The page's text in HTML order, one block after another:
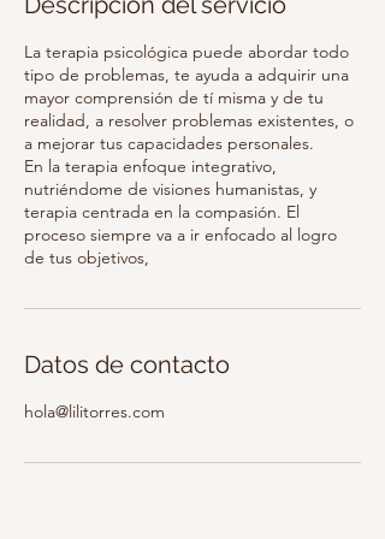
La terapia psicológica puede abordar todo
tipo de problemas, te ayuda a adquirir una
mayor comprensión de tí misma y de tu
realidad, a resolver problemas existentes, o
a mejorar tus capacidades personales.
En la terapia enfoque integrativo,
nutriéndome de visiones humanistas, y
terapia centrada en la compasión. El
proceso siempre va a ir enfocado al logro
de tus objetivos,
Datos de contacto
hola@lilitorres.com